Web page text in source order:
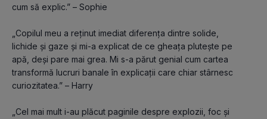
cum să explic.” – Sophie
„Copilul meu a reținut imediat diferența dintre solide,
lichide și gaze și mi-a explicat de ce gheața plutește pe
apă, deși pare mai grea. Mi s-a părut genial cum cartea
transformă lucruri banale în explicații care chiar stârnesc
curiozitatea.” – Harry
„Cel mai mult i-au plăcut paginile despre explozii, foc și